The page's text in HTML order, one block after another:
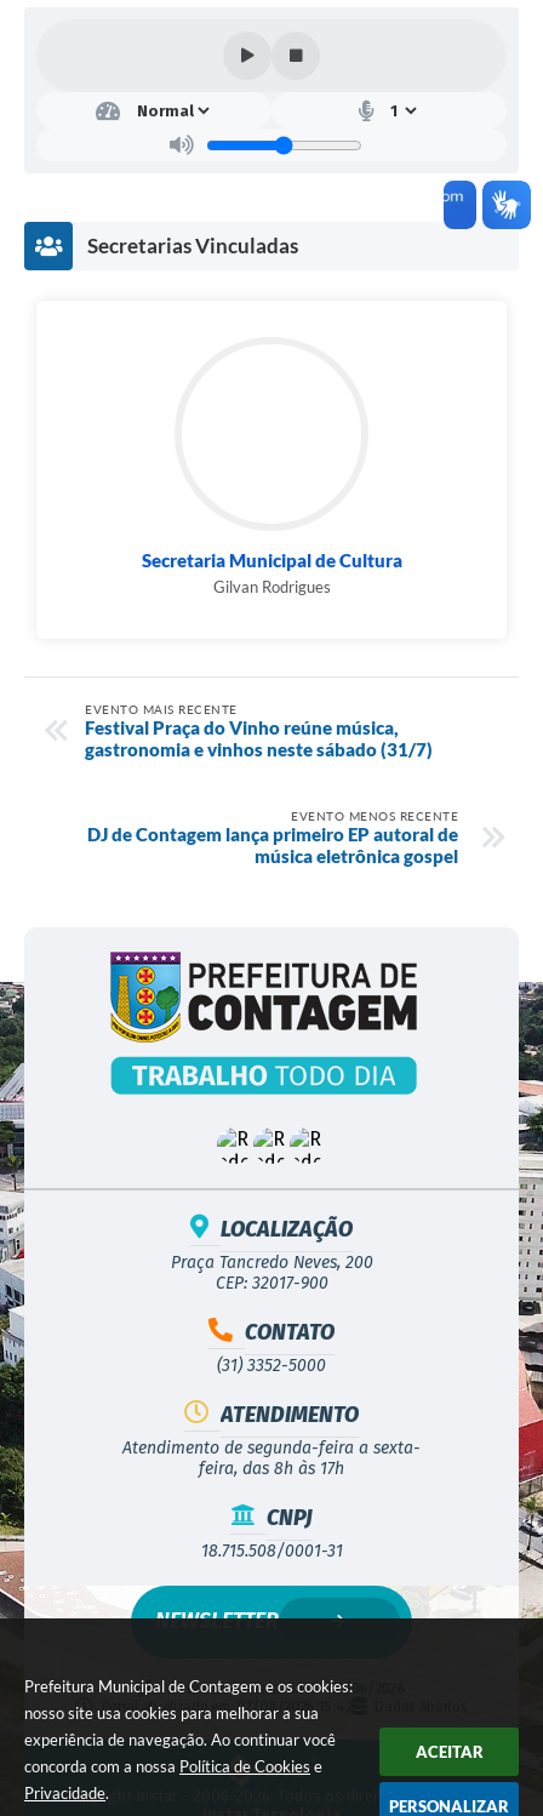
Prefeitura Municipal de Contagem e os cookies:
nosso site usa cookies para melhorar a sua
experiência de navegação. Ao continuar você
concorda com a nossa Política de Cookies e
Privacidade.
ACEITAR
PERSONALIZAR
Secretarias Vinculadas
Secretaria Municipal de Cultura
Gilvan Rodrigues
EVENTO MAIS RECENTE
Festival Praça do Vinho reúne música,
gastronomia e vinhos neste sábado (31/7)
EVENTO MENOS RECENTE
DJ de Contagem lança primeiro EP autoral de
música eletrônica gospel
LOCALIZAÇÃO
Praça Tancredo Neves, 200
CEP: 32017-900
CONTATO
(31) 3352-5000
ATENDIMENTO
Atendimento de segunda-feira a sexta-
feira, das 8h às 17h
CNPJ
18.715.508/0001-31
Versão do Sistema:3.5.3 - 19/06/2026
Portal atualizado em:
07/08/2026 15:42
NEWSLETTER
© Copyright Instar - 2006-2026. Todos os direitos reservados -